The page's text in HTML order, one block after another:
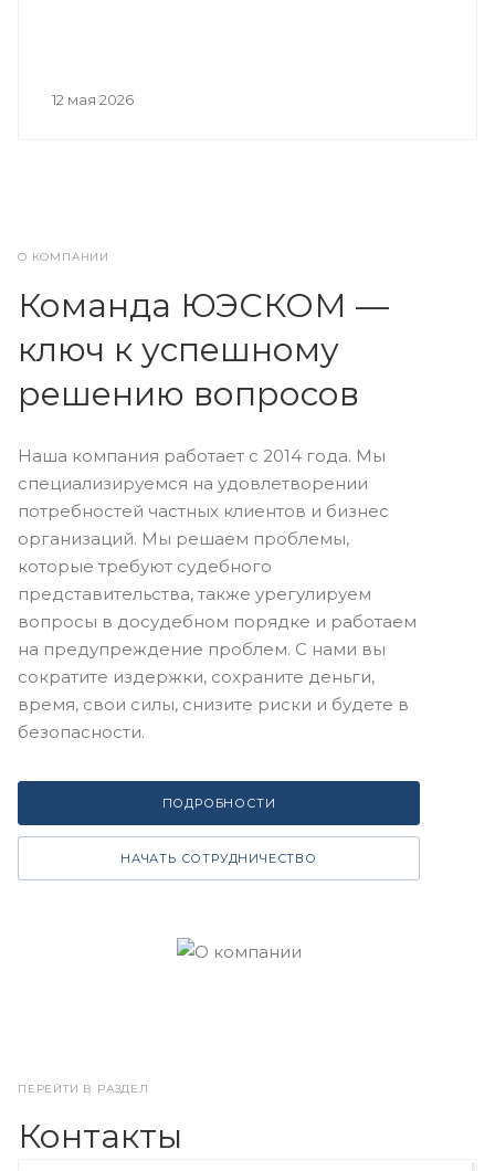
12 мая 2026
О КОМПАНИИ
Команда ЮЭСКОМ —
ключ к успешному
решению вопросов
Наша компания работает с 2014 года. Мы
специализируемся на удовлетворении
потребностей частных клиентов и бизнес
организаций. Мы решаем проблемы,
которые требуют судебного
представительства, также урегулируем
вопросы в досудебном порядке и работаем
на предупреждение проблем. С нами вы
сократите издержки, сохраните деньги,
время, свои силы, снизите риски и будете в
безопасности.
ПОДРОБНОСТИ
НАЧАТЬ СОТРУДНИЧЕСТВО
ПЕРЕЙТИ В РАЗДЕЛ
Контакты